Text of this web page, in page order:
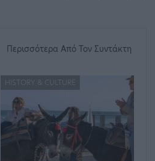
Περισσότερα Από Τον Συντάκτη
HISTORY & CULTURE